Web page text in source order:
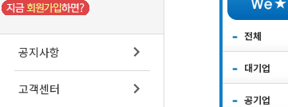
공지사항
고객센터
전체
대기업
공기업